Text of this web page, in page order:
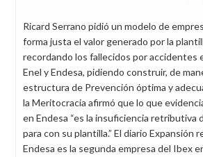
Ricard Serrano pidió un modelo de
forma justa el valor generado por la
recordando los fallecidos por accidentes
Enel y Endesa, pidiendo construir, de
estructura de Prevención óptima y
la Meritocracia afirmó que lo que
en Endesa “es la insuficiencia retributiva
para con su plantilla.” El diario Expansión
Endesa es la segunda empresa del Ibex